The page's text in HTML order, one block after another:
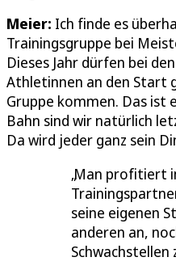
Meier: Ich finde es
Trainingsgruppe bei
Dieses Jahr dürfen bei
Athletinnen an den Start
Gruppe kommen. Das ist
Bahn sind wir natürlich
Da wird jeder ganz sein
Man profitiert
seine eigenen
anderen an,
Schwachstellen